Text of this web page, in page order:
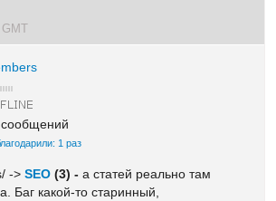
GMT
1 раз
->SEO (3) -а статей реально там
Баг какой-то старинный,